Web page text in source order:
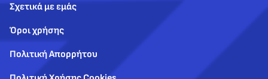
Σχετικά με εμάς
Όροι χρήσης
Πολιτική Απορρήτου